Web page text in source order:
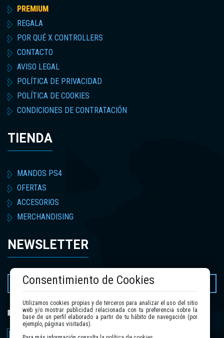
PREMIUM
REGALA
POR QUÉ X CONTROLLERS
CONTACTO
AVISO LEGAL
POLÍTICA DE PRIVACIDAD
POLÍTICA DE COOKIES
CONDICIONES DE CONTRATACIÓN
TIENDA
MANDOS PS4
OFERTAS
ACCESORIOS
MERCHANDISING
NEWSLETTER
He leído y acepto lapolítica de privacidad.
Consentimiento de Cookies
Utilizamos cookies propias y de terceros para analizar el uso del sitio
web y/o mostrar publicidad relacionada con tu preferencia sobre la
base de un perfil elaborado a partir de tu hábito de navegación (por
ejemplo, páginas visitadas).